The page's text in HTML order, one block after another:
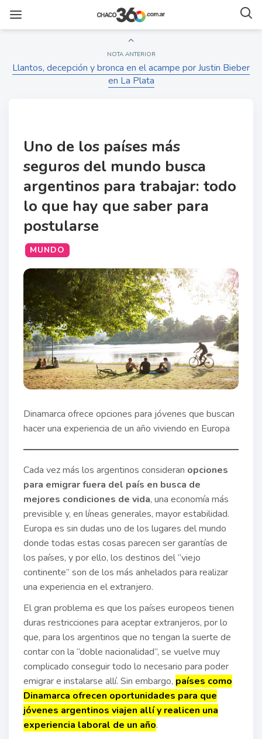
NOTA ANTERIOR
Llantos, decepción y bronca en el acampe por Justin Bieber
en La Plata
Uno de los países más
seguros del mundo busca
argentinos para trabajar: todo
lo que hay que saber para
postularse
MUNDO
Dinamarca ofrece opciones para jóvenes que buscan
hacer una experiencia de un año viviendo en Europa
Cada vez más los argentinos consideran opciones
para emigrar fuera del país en busca de
mejores condiciones de vida, una economía más
previsible y, en líneas generales, mayor estabilidad.
Europa es sin dudas uno de los lugares del mundo
donde todas estas cosas parecen ser garantías de
los países, y por ello, los destinos del “viejo
continente” son de los más anhelados para realizar
una experiencia en el extranjero.
El gran problema es que los países europeos tienen
duras restricciones para aceptar extranjeros, por lo
que, para los argentinos que no tengan la suerte de
contar con la “doble nacionalidad”, se vuelve muy
complicado conseguir todo lo necesario para poder
emigrar e instalarse allí. Sin embargo, países como
Dinamarca ofrecen oportunidades para que
jóvenes argentinos viajen allí y realicen una
experiencia laboral de un año.